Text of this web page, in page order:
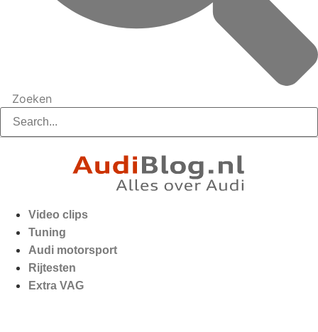
Zoeken
Video clips
Tuning
Audi motorsport
Rijtesten
Extra VAG